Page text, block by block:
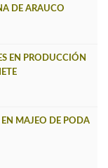
DE ARAUCO
EN PRODUCCIÓN
MAJEO DE PODA